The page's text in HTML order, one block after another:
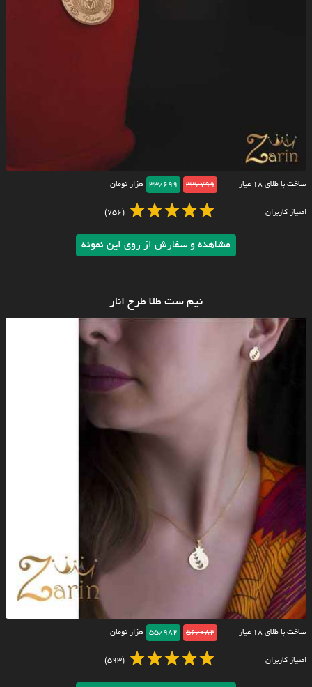
ساخت با طلای ۱۸ عیار 33/799
33/699 هزار تومان
امتیاز کاربران (756)
مشاهده و سفارش از روی این نمونه
نیم ست طلا طرح انار
ساخت با طلای ۱۸ عیار 56/082
55/982 هزار تومان
امتیاز کاربران (593)